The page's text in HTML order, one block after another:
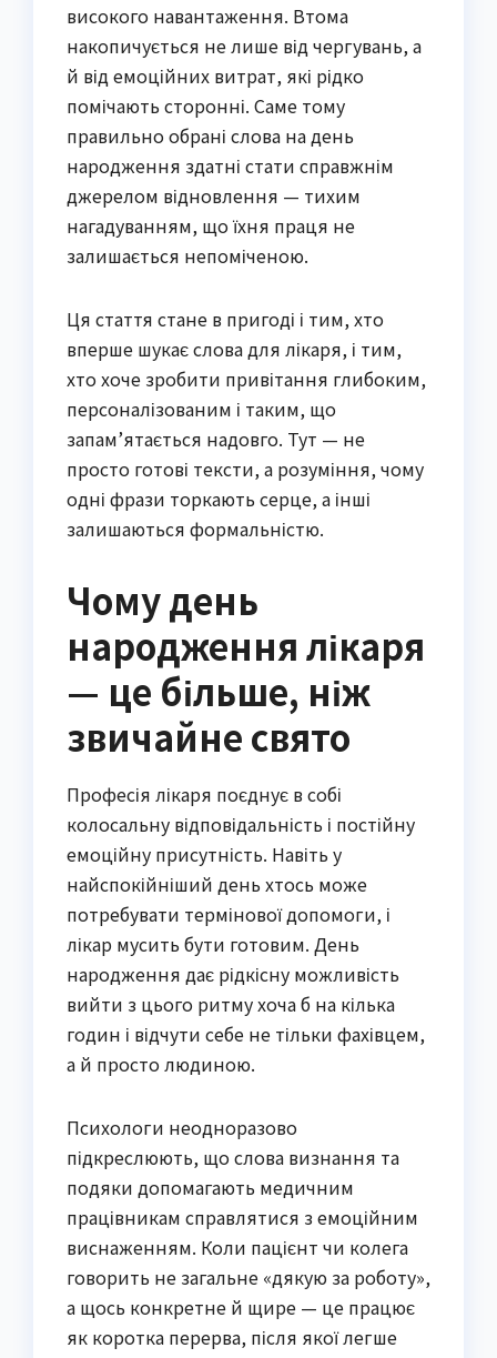
високого навантаження. Втома
накопичується не лише від чергувань, а
й від емоційних витрат, які рідко
помічають сторонні. Саме тому
правильно обрані слова на день
народження здатні стати справжнім
джерелом відновлення — тихим
нагадуванням, що їхня праця не
залишається непоміченою.
Ця стаття стане в пригоді і тим, хто
вперше шукає слова для лікаря, і тим,
хто хоче зробити привітання глибоким,
персоналізованим і таким, що
запам’ятається надовго. Тут — не
просто готові тексти, а розуміння, чому
одні фрази торкають серце, а інші
залишаються формальністю.
Чому день
народження лікаря
— це більше, ніж
звичайне свято
Професія лікаря поєднує в собі
колосальну відповідальність і постійну
емоційну присутність. Навіть у
найспокійніший день хтось може
потребувати термінової допомоги, і
лікар мусить бути готовим. День
народження дає рідкісну можливість
вийти з цього ритму хоча б на кілька
годин і відчути себе не тільки фахівцем,
а й просто людиною.
Психологи неодноразово
підкреслюють, що слова визнання та
подяки допомагають медичним
працівникам справлятися з емоційним
виснаженням. Коли пацієнт чи колега
говорить не загальне «дякую за роботу»,
а щось конкретне й щире — це працює
як коротка перерва, після якої легше